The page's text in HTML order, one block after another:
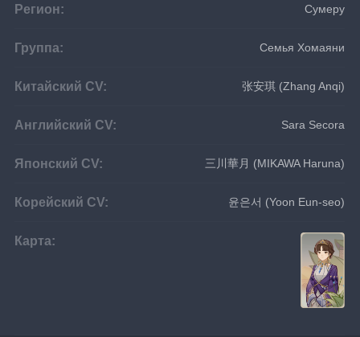
Регион: Сумеру
Группа: Семья Хомаяни
Китайский CV: 张安琪 (Zhang Anqi)
Английский CV: Sara Secora
Японский CV: 三川華月 (MIKAWA Haruna)
Корейский CV: 윤은서 (Yoon Eun-seo)
Карта: